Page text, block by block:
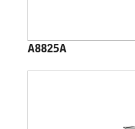
A8825A